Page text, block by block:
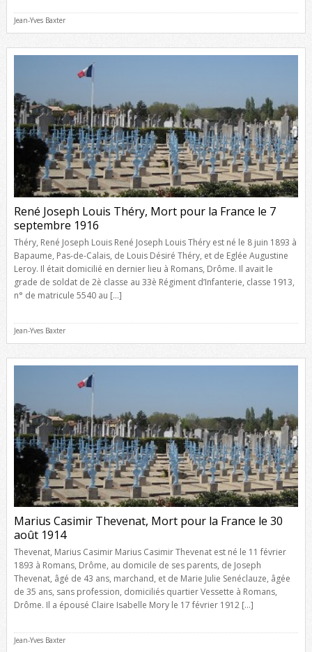
Jean-Yves Baxter
René Joseph Louis Théry, Mort pour la France le 7
septembre 1916
Théry, René Joseph Louis René Joseph Louis Théry est né le 8 juin 1893 à
Bapaume, Pas-de-Calais, de Louis Désiré Théry, et de Eglée Augustine
Leroy. Il était domicilié en dernier lieu à Romans, Drôme. Il avait le
grade de soldat de 2è classe au 33è Régiment d’Infanterie, classe 1913,
n° de matricule 5540 au […]
Jean-Yves Baxter
Marius Casimir Thevenat, Mort pour la France le 30
août 1914
Thevenat, Marius Casimir Marius Casimir Thevenat est né le 11 février
1893 à Romans, Drôme, au domicile de ses parents, de Joseph
Thevenat, âgé de 43 ans, marchand, et de Marie Julie Senéclauze, âgée
de 35 ans, sans profession, domiciliés quartier Vessette à Romans,
Drôme. Il a épousé Claire Isabelle Mory le 17 février 1912 […]
Jean-Yves Baxter